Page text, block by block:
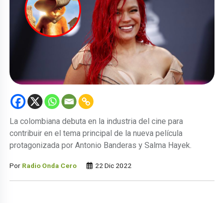
La colombiana debuta en la industria del cine para
contribuir en el tema principal de la nueva película
protagonizada por Antonio Banderas y Salma Hayek.
Por Radio Onda Cero 22 Dic 2022